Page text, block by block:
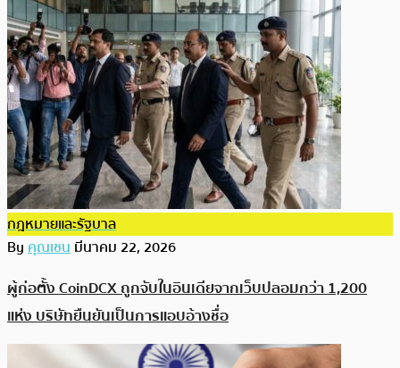
กฎหมายและรัฐบาล
Byคุณเชนมีนาคม 22, 2026
ผู้ก่อตั้ง CoinDCX ถูกจับในอินเดียจากเว็บปลอมกว่า 1,200
แห่ง บริษัทยืนยันเป็นการแอบอ้างชื่อ